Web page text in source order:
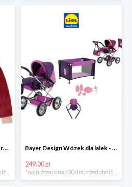
Hit cenowy - LUPILU® Dwustronna kurtka pikowana dziewczęca
*najniższa cena z 30 dni przed obniżką
Bayer Design Wózek dla lalek - megazestaw
249.00 zł
*najniższa cena z 30 dni przed obniżką